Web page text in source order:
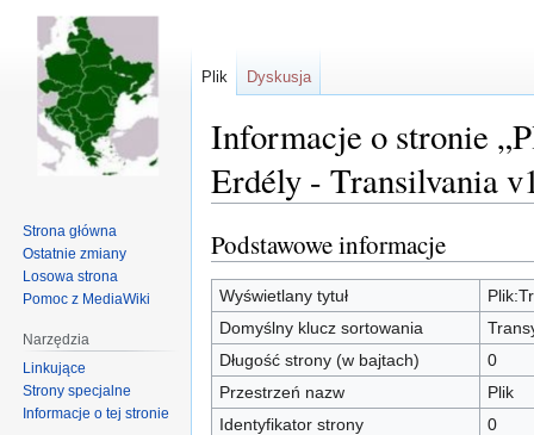
Informacje o stronie
Erdély - Transilvania
Przejdź
do
nawigacji
Przejdź
do
wyszukiwania
Podstawowe informacje
Wyświetlany tytuł
Domyślny klucz sortowania
Długość strony (w bajtach)
0
Przestrzeń nazw
Plik
Identyfikator strony
0
Plik Dyskusja
Strona główna
Ostatnie zmiany
Losowa strona
Pomoc z MediaWiki
Narzędzia
Linkujące
Strony specjalne
Informacje o tej stronie